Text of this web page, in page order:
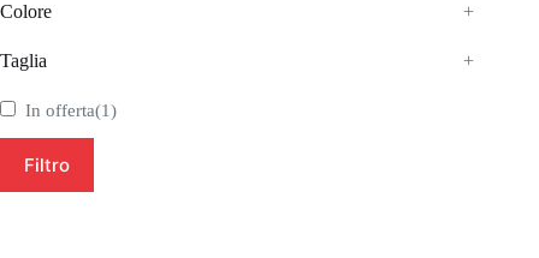
Colore +
Taglia +
In offerta(1)
Filtro